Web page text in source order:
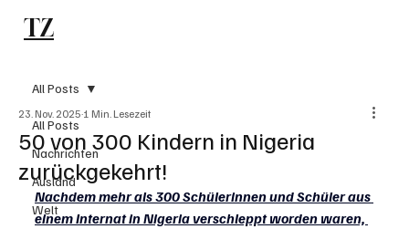
TZ
All Posts
Nachrichten
Ausland
Welt
All Posts
50 von 300 Kindern in Nigeria
zurückgekehrt!
23. Nov. 2025 1 Min. Lesezeit
Nachdem mehr als 300 Schülerinnen und Schüler aus
einem Internat in Nigeria verschleppt worden waren,